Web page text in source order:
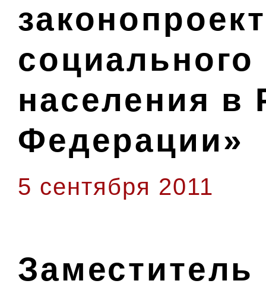
населения в
Федерации»
5 сентября 2011